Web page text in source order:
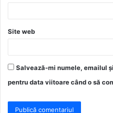
*
Site web
Salvează-mi numele, emailul
pentru data viitoare când o să